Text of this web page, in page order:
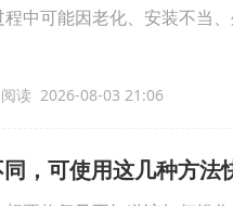
中可能因老化、安装不当
读 2026-08-03 21:06
，可使用这几种方法